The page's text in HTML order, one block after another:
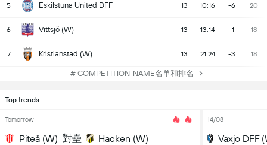
5 Eskilstuna United DFF 13 10:16 -6 20
6 Vittsjö (W) 13 13:14 -1 18
7 Kristianstad (W) 13 21:24 -3 18
# COMPETITION_NAME名单和排名
Top trends
Tomorrow
Piteå (W) 對壘 Hacken (W)
14/08
Vaxjo DFF